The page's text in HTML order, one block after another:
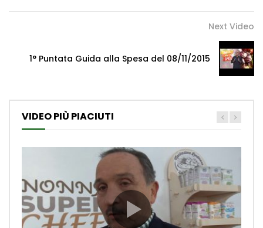
Next Video
1° Puntata Guida alla Spesa del 08/11/2015
VIDEO PIÙ PIACIUTI